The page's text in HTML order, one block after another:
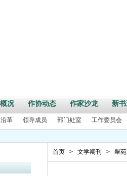
况 作协动态 作家沙龙 新
革 领导成员 部门处室 工作委员会
首页 > 文学期刊 > 翠苑